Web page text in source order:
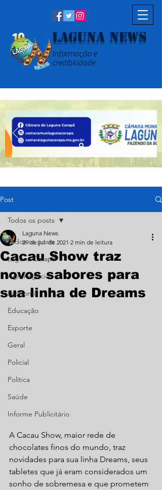
Laguna News
Informação e
credibilidade
Post
Todos os posts
Laguna Carapã
Agronegócio
Economia
Educação
Esporte
Geral
Policial
Política
Saúde
Informe Publicitário
Todos os posts
Cacau Show traz
novos sabores para
sua linha de Dreams
Laguna News
29 de jul. de 2021 2 min de leitura
A Cacau Show, maior rede de
chocolates finos do mundo, traz
novidades para sua linha Dreams, seus
tabletes que já eram considerados um
sonho de sobremesa e que prometem